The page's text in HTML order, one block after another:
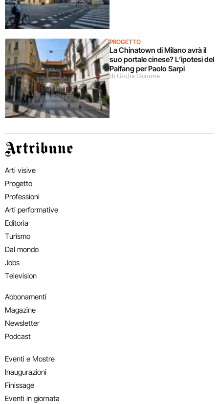
PROGETTO
La Chinatown di Milano avrà il
suo portale cinese? L’ipotesi del
Paifang per Paolo Sarpi
di Giulia Giaume
Artribune
Arti visive
Progetto
Professioni
Arti performative
Editoria
Turismo
Dal mondo
Jobs
Television
Abbonamenti
Magazine
Newsletter
Podcast
Eventi e Mostre
Inaugurazioni
Finissage
Eventi in giornata